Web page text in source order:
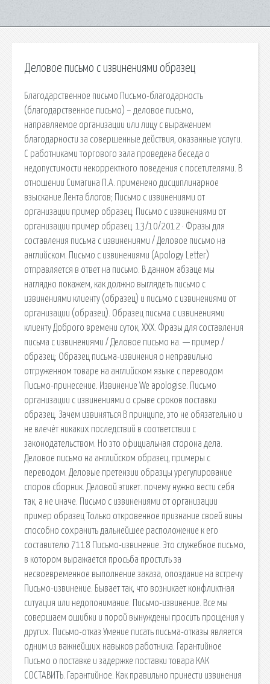
Деловое письмо с извинениями образец
Благодарственное письмо Письмо-благодарность
(благодарственное письмо) – деловое письмо,
направляемое организации или лицу с выражением
благодарности за совершенные действия, оказанные услуги.
С работниками торгового зала проведена беседа о
недопустимости некорректного поведения с посетителями. В
отношении Симагина П.А. применено дисциплинарное
взыскание Лента блогов; Письмо с извинениями от
организации пример образец; Письмо с извинениями от
организации пример образец. 13/10/2012 · Фразы для
составления письма с извинениями / Деловое письмо на
английском. Письмо с извинениями (Apology Letter)
отправляется в ответ на письмо. В данном абзаце мы
наглядно покажем, как должно выглядеть письмо с
извинениями клиенту (образец) и письмо с извинениями от
организации (образец). Образец письма с извинениями
клиенту Доброго времени суток, ХХХ. Фразы для составления
письма с извинениями / Деловое письмо на. — пример /
образец; Образец письма-извинения о неправильно
отгруженном товаре на английском языке с переводом
Письмо-принесение. Извинение We apologise. Письмо
организации с извинениями о срыве сроков поставки
образец. Зачем извиняться В принципе, это не обязательно и
не влечёт никаких последствий в соответствии с
законодательством. Но это официальная сторона дела.
Деловое письмо на английском образец, примеры с
переводом. Деловые претензии образцы урегулирование
споров сборник. Деловой этикет. почему нужно вести себя
так, а не иначе. Письмо с извинениями от организации
пример образец Только откровенное признание своей вины
способно сохранить дальнейшее расположение к его
составителю 7118 Письмо-извинение. Это служебное письмо,
в котором выражается просьба простить за
несвоевременное выполнение заказа, опоздание на встречу
Письмо-извинение. Бывает так, что возникает конфликтная
ситуация или недопонимание. Письмо-извинение. Все мы
совершаем ошибки и порой вынуждены просить прощения у
других. Письмо-отказ Умение писать письма-отказы является
одним из важнейших навыков работника. Гарантийное
Письмо о поставке и задержке поставки товара КАК
СОСТАВИТЬ. Гарантийное. Как правильно принести извинения